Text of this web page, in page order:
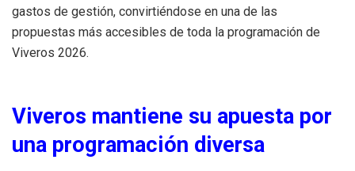
gastos de gestión, convirtiéndose en una de las
propuestas más accesibles de toda la programación de
Viveros 2026.
Viveros mantiene su apuesta por
una programación diversa